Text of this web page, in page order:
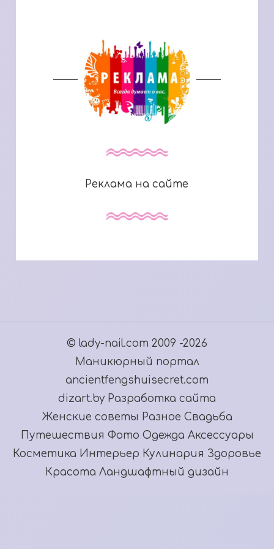
Реклама на сайте
© lady-nail.com 2009 -2026
Маникюрный портал
ancientfengshuisecret.com
dizart.by Разработка сайта
Женские советы Разное Свадьба
Путешествия Фото Одежда Аксессуары
Косметика Интерьер Кулинария Здоровье
Красота Ландшафтный дизайн